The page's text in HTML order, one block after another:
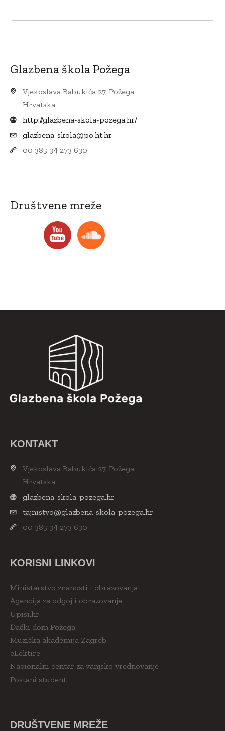
Glazbena škola Požega
Vjekoslava Babukića 27, Požega
Hrvatska
http://glazbena-skola-pozega.hr/
glazbena-skola@po.ht.hr
00 385 34 273 630
Društvene mreže
KONTAKT
Vjekoslava Babukića 27, Požega
Hrvatska
glazbena-skola-pozega.hr
tajnistvo@glazbena-skola-pozega.hr
00 385 34 273 630
KORISNI LINKOVI
Ministarstvo znanosti i obrazovanja
Agencija za odgoj i obrazovanje
Upisi.hr
Đački dom Požega
Muzička akademija Zagreb
eLektire
Nacionalni centar za vanjsko vrednovanje
Postani student
DRUŠTVENE MREŽE